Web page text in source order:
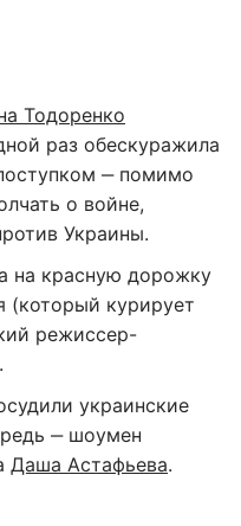
Тодоренко
раз обескуражила
‒ помимо
о войне,
Украины.
на красную дорожку
(который курирует
режиссер-
украинские
‒ шоумен
Даша Астафьева.